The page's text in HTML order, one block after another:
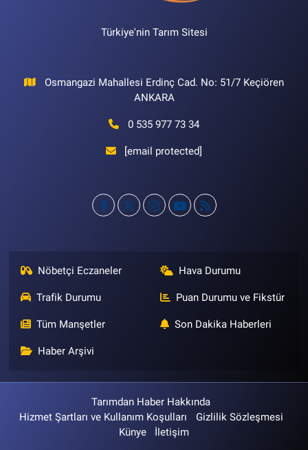
Türkiye'nin Tarım Sitesi
Osmangazi Mahallesi Erdinç Cad. No: 51/7 Keçiören
ANKARA
0 535 977 73 34
[email protected]
Nöbetçi Eczaneler Hava Durumu
Trafik Durumu Puan Durumu ve Fikstür
Tüm Manşetler Son Dakika Haberleri
Haber Arşivi
Tarımdan Haber Hakkında
Hizmet Şartları ve Kullanım Koşulları
Gizlilik Sözleşmesi
Künye
İletişim